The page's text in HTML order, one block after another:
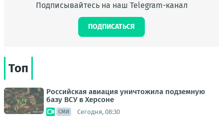
Подписывайтесь на наш Telegram-канал
ПОДПИСАТЬСЯ
Топ
Российская авиация уничтожила подземную
базу ВСУ в Херсоне
СМИ Сегодня, 08:30